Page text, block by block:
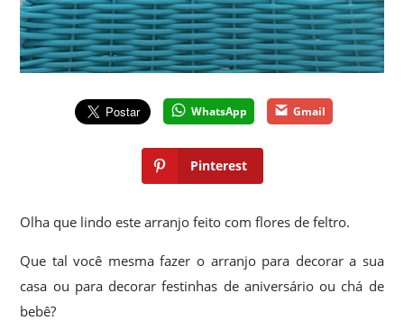
WhatsApp Gmail
Pinterest
Olha que lindo este arranjo feito com flores de feltro.
Que tal você mesma fazer o arranjo para decorar a sua
casa ou para decorar festinhas de aniversário ou chá de
bebê?